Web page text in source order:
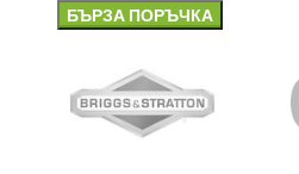
БЪРЗА ПОРЪЧКА